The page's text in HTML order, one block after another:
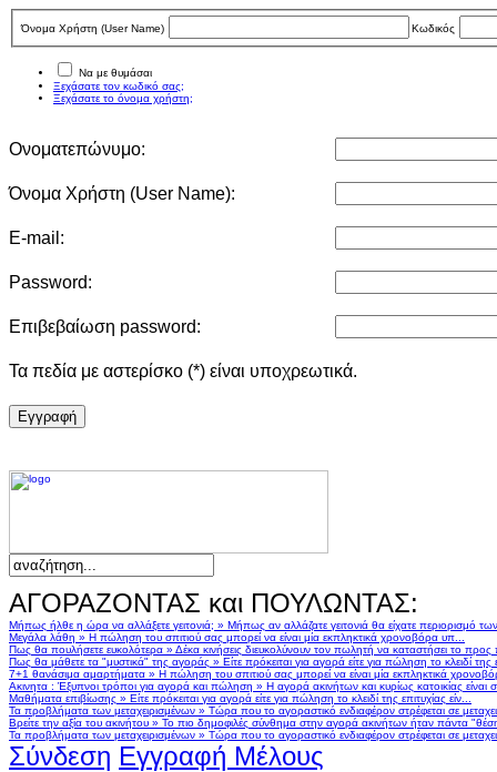
Όνομα Χρήστη (User Νame) Κωδικός
Να με θυμάσαι
Ξεχάσατε τον κωδικό σας;
Ξεχάσατε το όνομα χρήστη;
Ονοματεπώνυμο:
Όνομα Χρήστη (User Νame):
E-mail:
Password:
Επιβεβαίωση password:
Τα πεδία με αστερίσκο (*) είναι υποχρεωτικά.
Eγγραφή
ΑΓΟΡΑΖΟΝΤΑΣ και ΠΟΥΛΩΝΤΑΣ:
Μήπως ήλθε η ώρα να αλλάξετε γειτονιά; » Μήπως αν αλλάζατε γειτονιά θα είχατε περιορισμό
Μεγάλα λάθη » Η πώληση του σπιτιού σας μπορεί να είναι μία εκπληκτικά χρονοβόρα υπ...
Πως θα πουλήσετε ευκολότερα » Δέκα κινήσεις διευκολύνουν τον πωλητή να καταστήσει το
Πως θα μάθετε τα "μυστικά" της αγοράς » Είτε πρόκειται για αγορά είτε για πώληση το κλειδί της
7+1 θανάσιμα αμαρτήματα » Η πώληση του σπιτιού σας μπορεί να είναι μία εκπληκτικά
Ακινητα : Έξυπνοι τρόποι για αγορά και πώληση » Η αγορά ακινήτων και κυρίως κατοικίας
Μαθήματα επιβίωσης » Είτε πρόκειται για αγορά είτε για πώληση το κλειδί της επιτυχίας είν...
Τα προβλήματα των μεταχειρισμένων » Τώρα που το αγοραστικό ενδιαφέρον στρέφεται σε
Βρείτε την αξία του ακινήτου » Το πιο δημοφιλές σύνθημα στην αγορά ακινήτων ήταν πάντα
Τα προβλήματα των μεταχειρισμένων » Τώρα που το αγοραστικό ενδιαφέρον στρέφεται σε
Σύνδεση Εγγραφή Μέλους